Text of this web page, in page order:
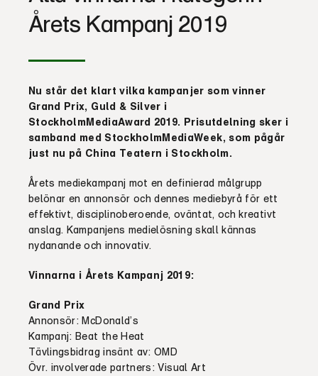
Årets Kampanj 2019
Nu står det klart vilka kampanjer som vinner
Grand Prix, Guld & Silver i
StockholmMediaAward 2019. Prisutdelning sker i
samband med StockholmMediaWeek, som pågår
just nu på China Teatern i Stockholm.
Årets mediekampanj mot en definierad målgrupp
belönar en annonsör och dennes mediebyrå för ett
effektivt, disciplinoberoende, oväntat, och kreativt
anslag. Kampanjens medielösning skall kännas
nydanande och innovativ.
Vinnarna i Årets Kampanj 2019:
Grand Prix
Annonsör: McDonald’s
Kampanj: Beat the Heat
Tävlingsbidrag insänt av: OMD
Övr. involverade partners: Visual Art